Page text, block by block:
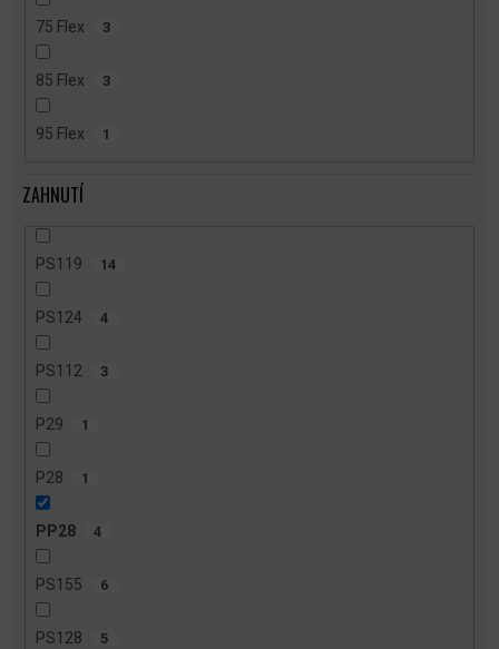
75 Flex 3
85 Flex 3
95 Flex 1
ZAHNUTÍ
PS119 14
PS124 4
PS112 3
P29 1
P28 1
PP28 4
PS155 6
PS128 5